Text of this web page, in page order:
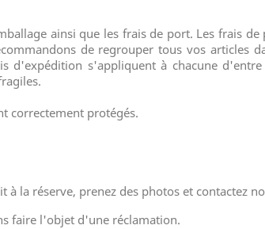
ainsi que les frais de port. Les frais
de regrouper tous vos articles
d'expédition s'appliquent à chacune
correctement protégés.
la réserve, prenez des photos et contactez
faire l'objet d'une réclamation.